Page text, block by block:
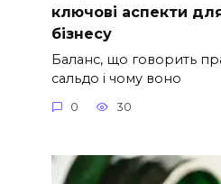
ключові аспекти
бізнесу
Баланс, що говорить
сальдо і чому воно
0 30